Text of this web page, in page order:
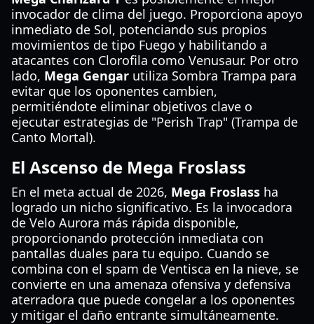
invocador de clima del juego. Proporciona apoyo
inmediato de Sol, potenciando sus propios
movimientos de tipo Fuego y habilitando a
atacantes con Clorofila como Venusaur. Por otro
lado, Mega Gengar utiliza Sombra Trampa para
evitar que los oponentes cambien,
permitiéndote eliminar objetivos clave o
ejecutar estrategias de "Perish Trap" (Trampa de
Canto Mortal).
El Ascenso de Mega Froslass
En el meta actual de 2026, Mega Froslass ha
logrado un nicho significativo. Es la invocadora
de Velo Aurora más rápida disponible,
proporcionando protección inmediata con
pantallas duales para tu equipo. Cuando se
combina con el spam de Ventisca en la nieve, se
convierte en una amenaza ofensiva y defensiva
aterradora que puede congelar a los oponentes
y mitigar el daño entrante simultáneamente.